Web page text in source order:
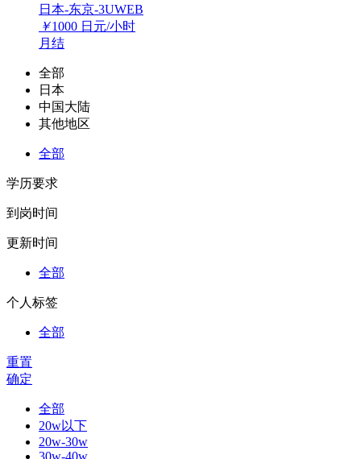
日本-东京-3UWEB
￥1000 日元/小时
月结
全部
日本
中国大陆
其他地区
全部
学历要求
到岗时间
更新时间
全部
个人标签
全部
重置
确定
全部
20w以下
20w-30w
30w-40w